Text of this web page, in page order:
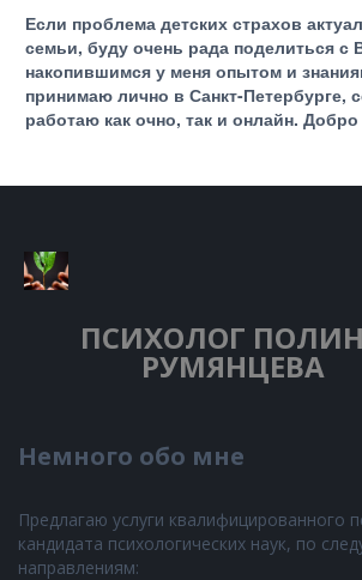
Если проблема детских страхов
семьи, буду очень рада поделиться с
накопившимся у меня опытом и
принимаю лично в Санкт-Петербурге,
работаю как очно, так и онлайн.
ПСИХОЛОГ
РУМЯНЦЕВА
Немного обо мне
Предлагаю услуги квалифицированного
кандидата психологических наук, по
направлениям: